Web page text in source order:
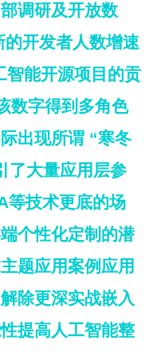
调研及开放数
开发者人数增速
能开源项目的贡
数字得到多角色
出现所谓 “寒冬
了大量应用层参
等技术更底的场
个性化定制的潜
题应用案例应用
除更深实战嵌入
提高人工智能整